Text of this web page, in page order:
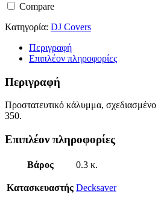
Compare
Κατηγορία: DJ Covers
Περιγραφή
Επιπλέον πληροφορίες
Περιγραφή
Προστατευτικό κάλυμμα,
350.
Επιπλέον πληροφορίες
Βάρος 0.3 κ.
Κατασκευαστής Decksaver